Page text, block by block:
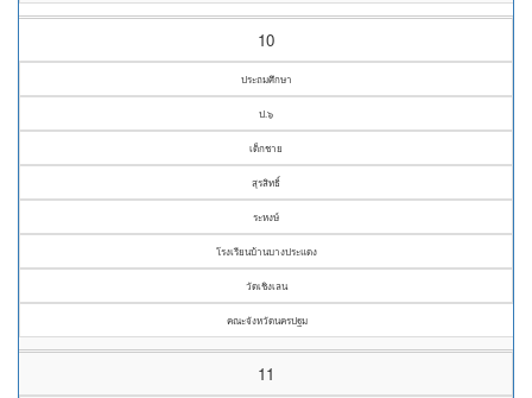
10
ประถมศึกษา
ป.๖
เด็กชาย
สุรสิทธิ์
ระหงษ์
โรงเรียนบ้านบางประแดง
วัดเชิงเลน
คณะจังหวัดนครปฐม
11